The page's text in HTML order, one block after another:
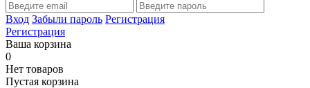
Вход Забыли пароль Регистрация
Регистрация
Ваша корзина
0
Нет товаров
Пустая корзина